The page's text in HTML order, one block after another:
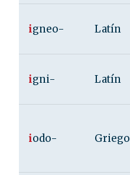
igneo- Latín
igni- Latín
iodo- Griego